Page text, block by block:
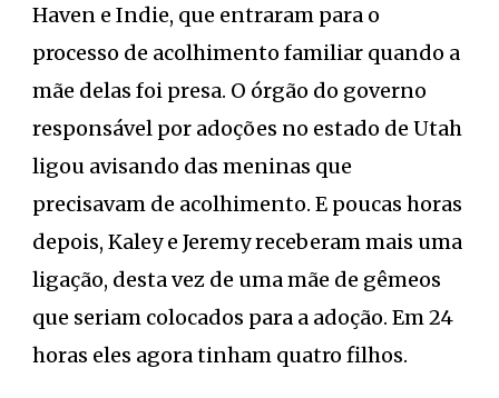
Haven e Indie, que entraram para o
processo de acolhimento familiar quando a
mãe delas foi presa. O órgão do governo
responsável por adoções no estado de Utah
ligou avisando das meninas que
precisavam de acolhimento. E poucas horas
depois, Kaley e Jeremy receberam mais uma
ligação, desta vez de uma mãe de gêmeos
que seriam colocados para a adoção. Em 24
horas eles agora tinham quatro filhos.